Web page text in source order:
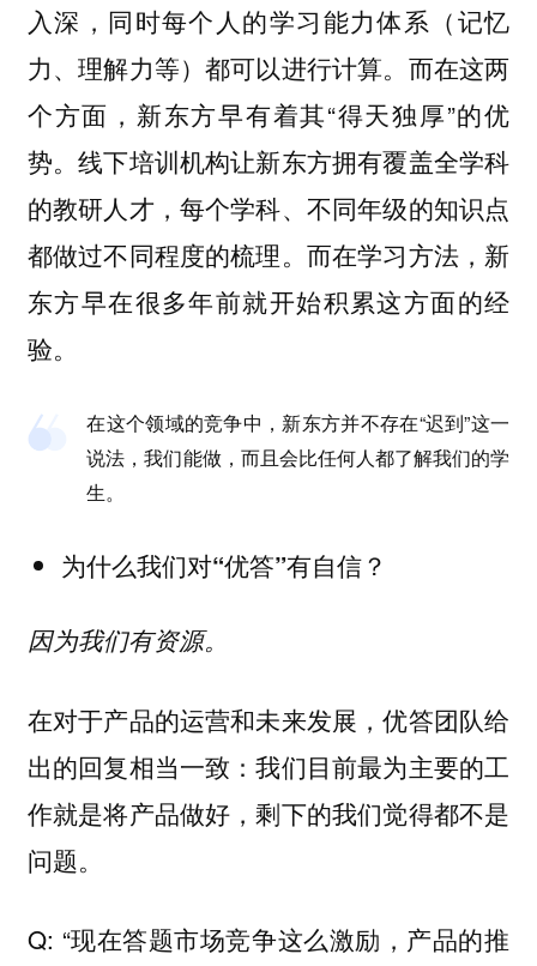
入深，同时每个人的学习能力体系（记忆
力、理解力等）都可以进行计算。而在这两
个方面，新东方早有着其“得天独厚”的优
势。线下培训机构让新东方拥有覆盖全学科
的教研人才，每个学科、不同年级的知识点
都做过不同程度的梳理。而在学习方法，新
东方早在很多年前就开始积累这方面的经
验。
在这个领域的竞争中，新东方并不存在“迟到”这一
说法，我们能做，而且会比任何人都了解我们的学
生。
为什么我们对“优答”有自信？
因为我们有资源。
在对于产品的运营和未来发展，优答团队给
出的回复相当一致：我们目前最为主要的工
作就是将产品做好，剩下的我们觉得都不是
问题。
Q: “现在答题市场竞争这么激励，产品的推